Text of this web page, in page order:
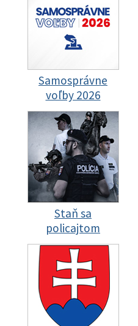
Samosprávne
voľby 2026
Staň sa
policajtom